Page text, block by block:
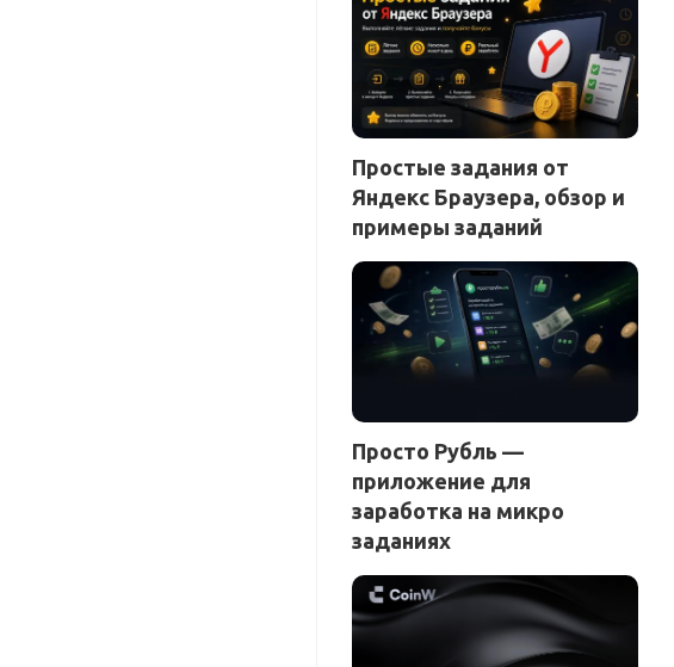
Простые задания от
Яндекс Браузера, обзор и
примеры заданий
Просто Рубль —
приложение для
заработка на микро
заданиях